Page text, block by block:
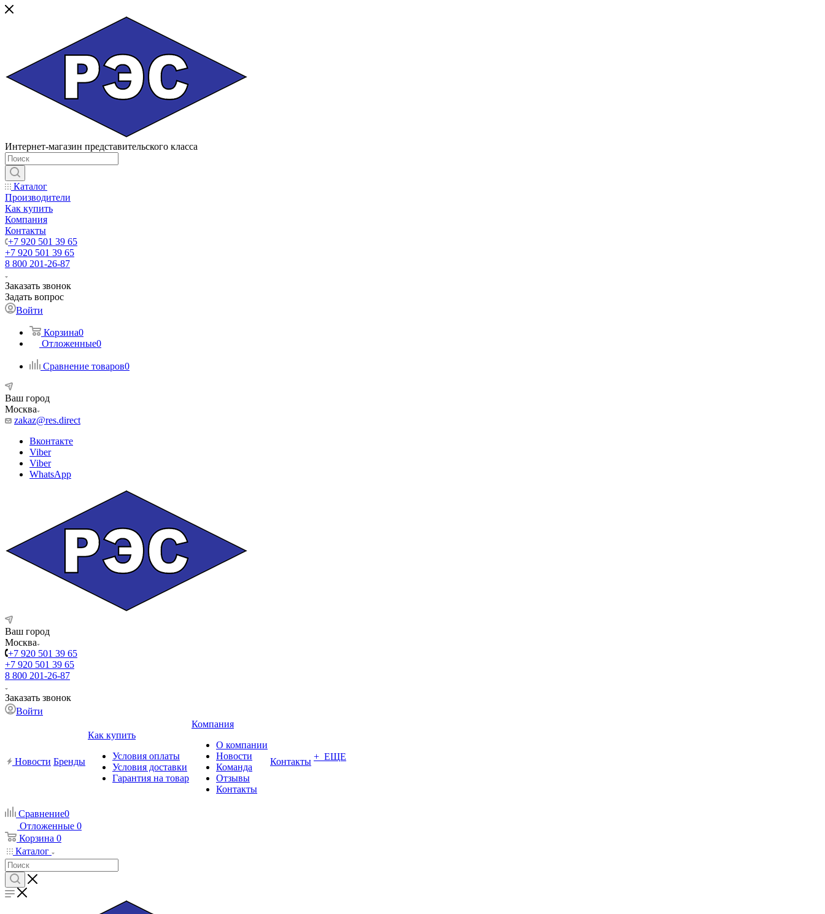
Интернет-магазин представительского класса
Каталог
Производители
Как купить
Компания
Контакты
+7 920 501 39 65
+7 920 501 39 65
8 800 201-26-87
Заказать звонок
Задать вопрос
Войти
Корзина0
Отложенные0
Сравнение товаров0
Ваш город
Москва
zakaz@res.direct
Вконтакте
Viber
Viber
WhatsApp
Ваш город
Москва
+7 920 501 39 65
+7 920 501 39 65
8 800 201-26-87
Заказать звонок
Войти
Новости Бренды
Как купить
Условия оплаты
Условия доставки
Гарантия на товар
Компания
О компании
Новости
Команда
Отзывы
Контакты
Контакты + ЕЩЕ
Сравнение0
Отложенные 0
Корзина 0
Каталог